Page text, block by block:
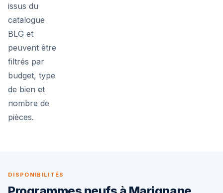
issus du
catalogue
BLG et
peuvent être
filtrés par
budget, type
de bien et
nombre de
pièces.
DISPONIBILITÉS